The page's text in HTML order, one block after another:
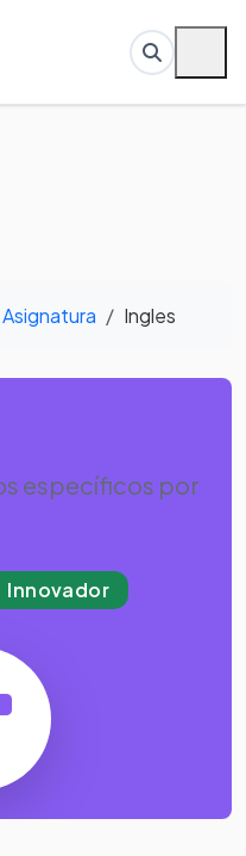
Asignatura Ingles
específicos por
Innovador